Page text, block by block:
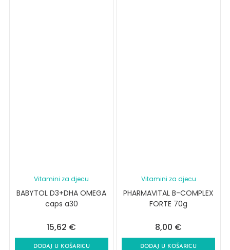
Vitamini za djecu
BABYTOL D3+DHA OMEGA
caps a30
15,62 €
DODAJ U KOŠARICU
Vitamini za djecu
PHARMAVITAL B-COMPLEX
FORTE 70g
8,00 €
DODAJ U KOŠARICU